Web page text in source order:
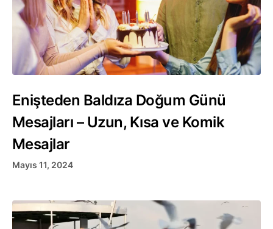
Enişteden Baldıza Doğum Günü
Mesajları – Uzun, Kısa ve Komik
Mesajlar
Mayıs 11, 2024